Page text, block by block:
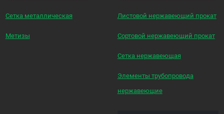
Сетка металлическая
Метизы
Листовой нержавеющий прокат
Сортовой нержавеющий прокат
Сетка нержавеющая
Элементы трубопровода
нержавеющие